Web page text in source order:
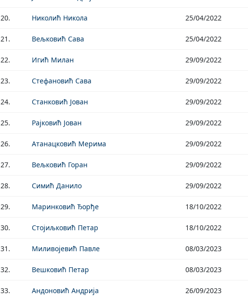
20. Николић Никола 25/04/2022
21. Вељковић Сава 25/04/2022
22. Игић Милан 29/09/2022
23. Стефановић Сава 29/09/2022
24. Станковић Јован 29/09/2022
25. Рајковић Јован 29/09/2022
26. Атанацковић Мерима 29/09/2022
27. Вељковић Горан 29/09/2022
28. Симић Данило 29/09/2022
29. Маринковић Ђорђе 18/10/2022
30. Стојиљковић Петар 18/10/2022
31. Миливојевић Павле 08/03/2023
32. Вешковић Петар 08/03/2023
33. Андоновић Андрија 26/09/2023